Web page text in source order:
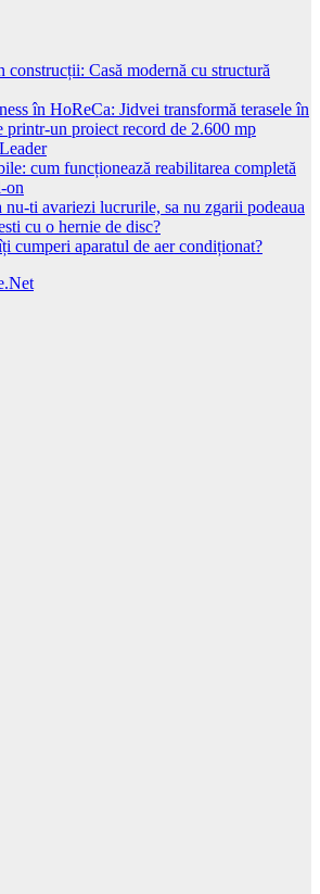
construcții: Casă modernă cu structură
în HoReCa: Jidvei transformă terasele în
printr-un proiect record de 2.600 mp
cum funcționează reabilitarea completă
on
nu-ti avariezi lucrurile, sa nu zgarii podeaua
cu o hernie de disc?
cumperi aparatul de aer condiționat?